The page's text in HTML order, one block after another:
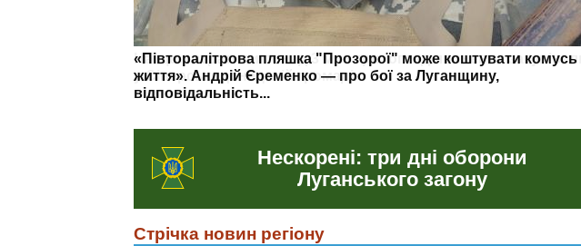
На що витратили понад 3 млн грн: огляд липневих закупівель
у Сіверськодонецькій громаді
Нескорені: три дні оборони
Луганського загону
Стрічка новин регіону